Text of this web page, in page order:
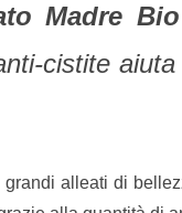
Madre
cistite
grandi alleati di